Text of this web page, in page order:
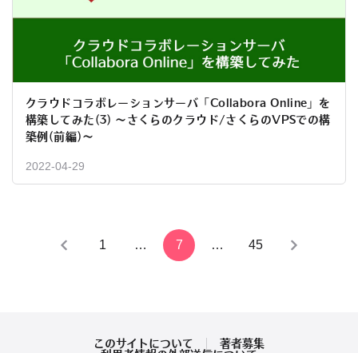
クラウドコラボレーションサーバ「Collabora Online」を
構築してみた(3) 〜さくらのクラウド/さくらのVPSでの構
築例(前編)〜
2022-04-29
1 … 7 … 45
このサイトについて
著者募集